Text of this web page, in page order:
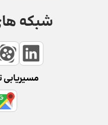
شبکه
مسیریابی